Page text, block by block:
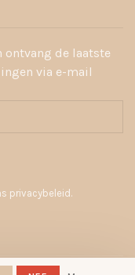
ontvang de laatste
via e-mail
privacybeleid.